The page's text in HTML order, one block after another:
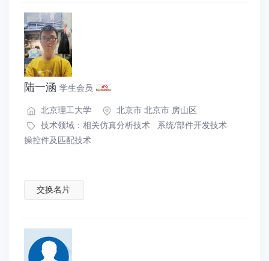
陆一涵 学生会员
北京理工大学
北京市 北京市 房山区
技术领域： 相关仿真分析技术
系统/部件开发技术
操控件及匹配技术
交换名片